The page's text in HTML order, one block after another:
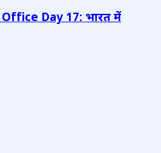
Day 17: भारत में